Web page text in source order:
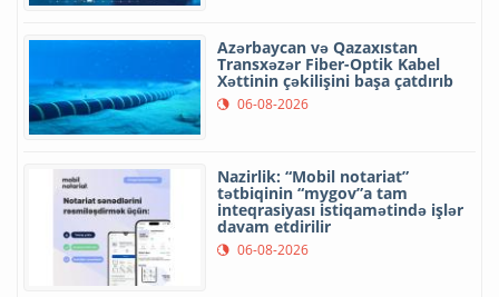
Azərbaycan və Qazaxıstan
Transxəzər Fiber-Optik Kabel
Xəttinin çəkilişini başa çatdırıb
06-08-2026
Nazirlik: “Mobil notariat”
tətbiqinin “mygov”a tam
inteqrasiyası istiqamətində işlər
davam etdirilir
06-08-2026